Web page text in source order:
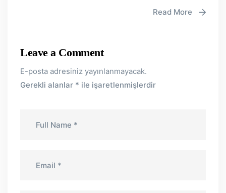
Read More
Leave a Comment
E-posta adresiniz yayınlanmayacak.
Gerekli alanlar * ile işaretlenmişlerdir